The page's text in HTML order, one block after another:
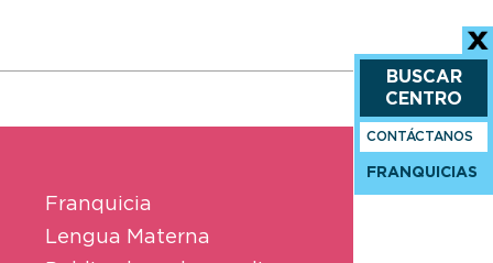
Franquicia
Lengua Materna
BUSCAR
CENTRO
CONTÁCTANOS
FRANQUICIAS